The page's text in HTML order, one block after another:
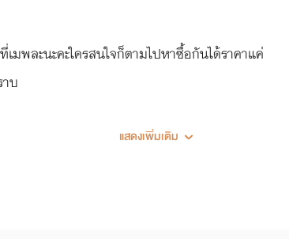
ที่เมพละนะคะใครสนใจก็ตามไปหาซื้อกันได้ราค
บ
แสดงเพิ่มเติม